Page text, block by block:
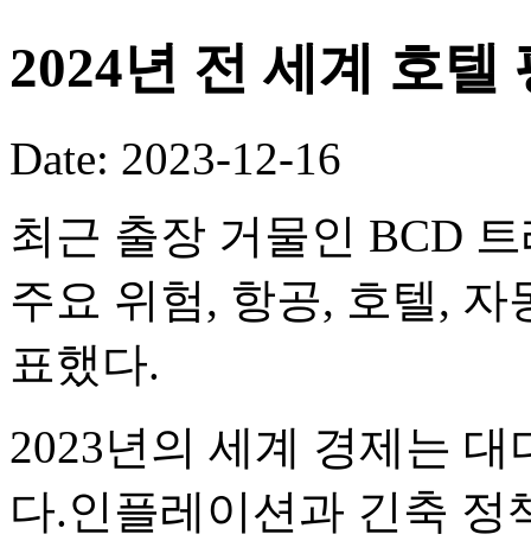
2024년 전 세계 호텔
Date: 2023-12-16
최근 출장 거물인 BCD
주요 위험, 항공, 호텔,
표했다.
2023년의 세계 경제는
다.인플레이션과 긴축 정